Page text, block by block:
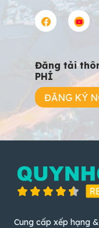
Đăng tải
PHÍ
ĐĂNG KÝ
Cung cấp xếp hạng